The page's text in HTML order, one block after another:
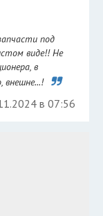
под
виде!! Не
в
внешне...!
в 07:56